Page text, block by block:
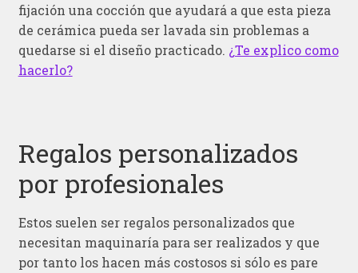
fijación una cocción que ayudará a que esta pieza
de cerámica pueda ser lavada sin problemas a
quedarse si el diseño practicado. ¿Te explico como
hacerlo?
Regalos personalizados
por profesionales
Estos suelen ser regalos personalizados que
necesitan maquinaría para ser realizados y que
por tanto los hacen más costosos si sólo es pare